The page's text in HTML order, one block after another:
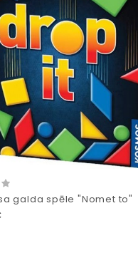
galda spēle "Nomet to"